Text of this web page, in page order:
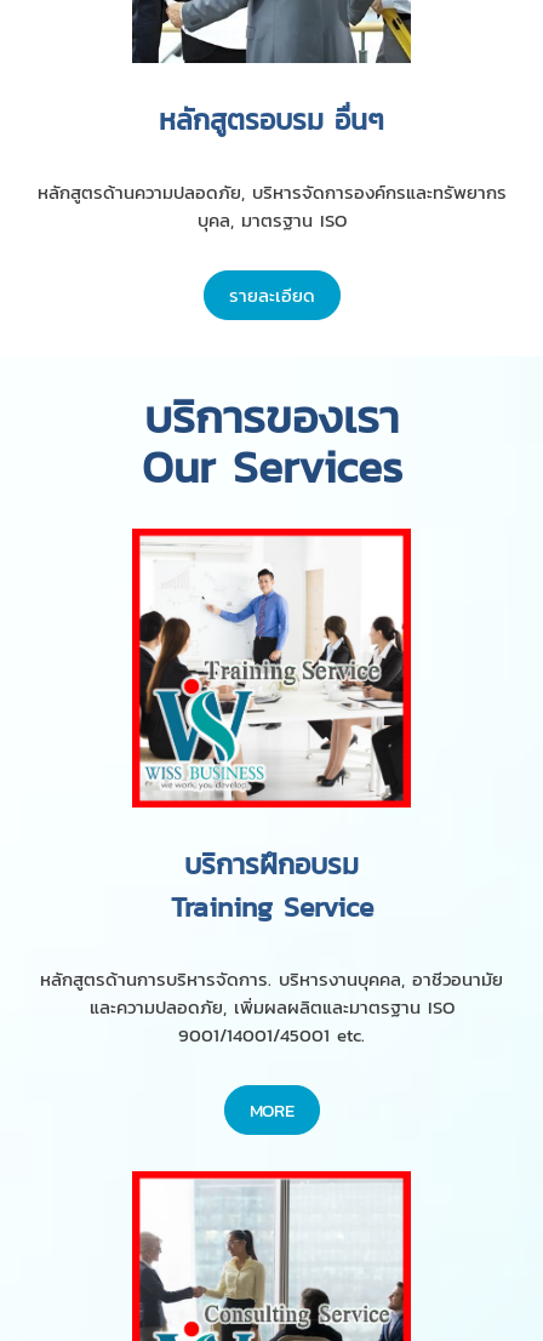
หลักสูตรอบรม อื่นๆ
หลักสูตรด้านความปลอดภัย, บริหารจัดการองค์กรและทรัพยากร
บุคล, มาตรฐาน ISO
รายละเอียด
บริการของเรา
Our Services
บริการฝึกอบรม
Training Service
หลักสูตรด้านการบริหารจัดการ. บริหารงานบุคคล, อาชีวอนามัย
และความปลอดภัย, เพิ่มผลผลิตและมาตรฐาน ISO
9001/14001/45001 etc.
MORE